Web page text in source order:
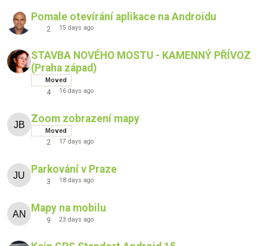
Pomale otevírání aplikace na Androidu
2 15 days ago
STAVBA NOVÉHO MOSTU - KAMENNÝ PŘÍVOZ
(Praha západ)
Moved
4 16 days ago
Zoom zobrazení mapy
Moved
2 17 days ago
Parkování v Praze
3 18 days ago
Mapy na mobilu
9 23 days ago